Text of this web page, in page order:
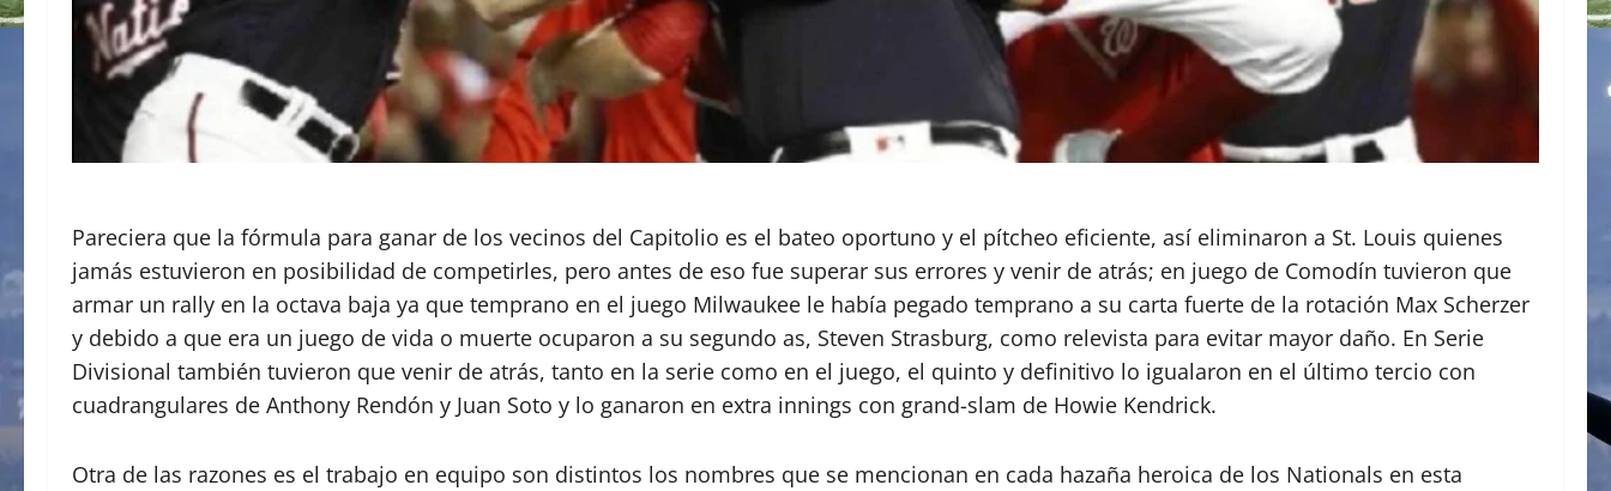
Pareciera que la fórmula para ganar de los vecinos del Capitolio es el bateo oportuno y el pítcheo eficiente, así eliminaron a St. Louis quienes
jamás estuvieron en posibilidad de competirles, pero antes de eso fue superar sus errores y venir de atrás; en juego de Comodín tuvieron que
armar un rally en la octava baja ya que temprano en el juego Milwaukee le había pegado temprano a su carta fuerte de la rotación Max Scherzer
y debido a que era un juego de vida o muerte ocuparon a su segundo as, Steven Strasburg, como relevista para evitar mayor daño. En Serie
Divisional también tuvieron que venir de atrás, tanto en la serie como en el juego, el quinto y definitivo lo igualaron en el último tercio con
cuadrangulares de Anthony Rendón y Juan Soto y lo ganaron en extra innings con grand-slam de Howie Kendrick.
Otra de las razones es el trabajo en equipo son distintos los nombres que se mencionan en cada hazaña heroica de los Nationals en esta